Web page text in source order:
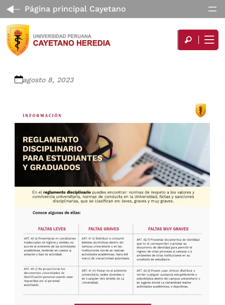
Página principal Cayetano
agosto 8, 2023